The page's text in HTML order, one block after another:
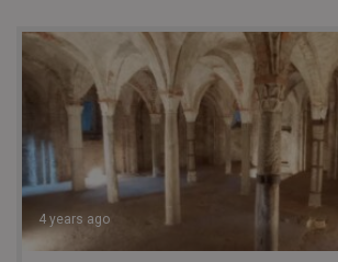
4 years ago